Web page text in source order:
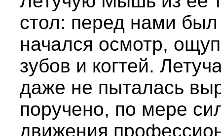
стол: перед нами
начался осмотр,
зубов и когтей.
даже не пыталась
поручено, по мере
движения